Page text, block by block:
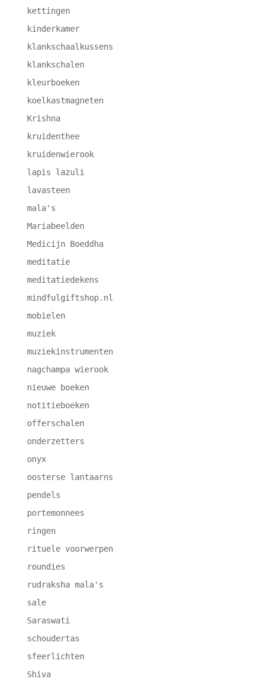
kettingen
kinderkamer
klankschaalkussens
klankschalen
kleurboeken
koelkastmagneten
Krishna
kruidenthee
kruidenwierook
lapis lazuli
lavasteen
mala's
Mariabeelden
Medicijn Boeddha
meditatie
meditatiedekens
mindfulgiftshop.nl
mobielen
muziek
muziekinstrumenten
nagchampa wierook
nieuwe boeken
notitieboeken
offerschalen
onderzetters
onyx
oosterse lantaarns
pendels
portemonnees
ringen
rituele voorwerpen
roundies
rudraksha mala's
sale
Saraswati
schoudertas
sfeerlichten
Shiva